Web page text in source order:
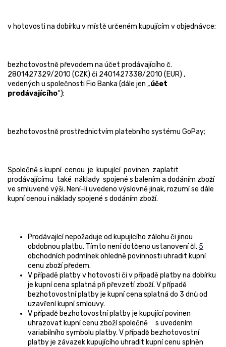
v hotovosti na dobírku v místě určeném kupujícím v objednávce;
bezhotovostně převodem na účet prodávajícího č.
2801427329/2010 (CZK) či 2401427338/2010 (EUR) ,
vedených u společnosti Fio Banka (dále jen „účet
prodávajícího“);
bezhotovostně prostřednictvím platebního systému GoPay;
Společně s kupní cenou je kupující povinen zaplatit
prodávajícímu také náklady spojené s balením a dodáním zboží
ve smluvené výši. Není-li uvedeno výslovně jinak, rozumí se dále
kupní cenou i náklady spojené s dodáním zboží.
Prodávající nepožaduje od kupujícího zálohu či jinou
obdobnou platbu. Tímto není dotčeno ustanovení čl. 5
obchodních podmínek ohledně povinnosti uhradit kupní
cenu zboží předem.
V případě platby v hotovosti či v případě platby na dobírku
je kupní cena splatná při převzetí zboží. V případě
bezhotovostní platby je kupní cena splatná do 3 dnů od
uzavření kupní smlouvy.
V případě bezhotovostní platby je kupující povinen
uhrazovat kupní cenu zboží společně s uvedením
variabilního symbolu platby. V případě bezhotovostní
platby je závazek kupujícího uhradit kupní cenu splněn